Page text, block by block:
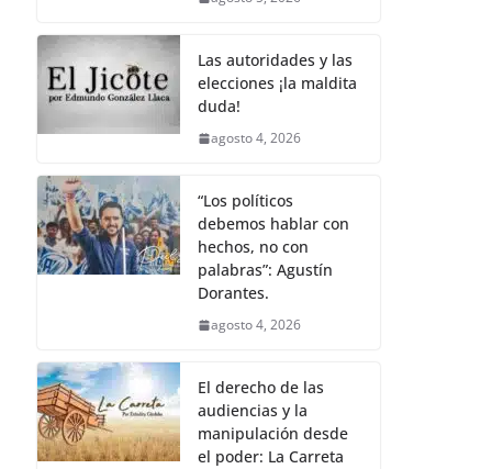
Las autoridades y las
elecciones ¡la maldita
duda!
agosto 4, 2026
“Los políticos
debemos hablar con
hechos, no con
palabras”: Agustín
Dorantes.
agosto 4, 2026
El derecho de las
audiencias y la
manipulación desde
el poder: La Carreta